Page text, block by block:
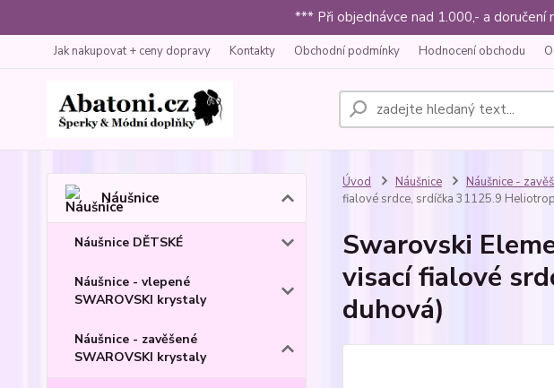
*** Při objednávce nad 1.000,- a
Jak nakupovat + ceny dopravy Kontakty Obchodní podmínky Hodnocení obchodu
Náušnice
Náušnice DĚTSKÉ
Náušnice - vlepené
SWAROVSKI krystaly
Náušnice - zavěšené
SWAROVSKI krystaly
Úvod Náušnice Náušnice -
fialové srdce, srdíčka 31125.9
Swarovski
visací fialové
duhová)